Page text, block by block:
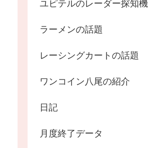
ユピテルのレーダー探知機
ラーメンの話題
レーシングカートの話題
ワンコイン八尾の紹介
日記
月度終了データ